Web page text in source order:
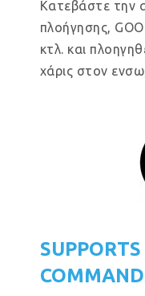
Κατεβάστε την
πλοήγησης,
κτλ. και
χάρις στον